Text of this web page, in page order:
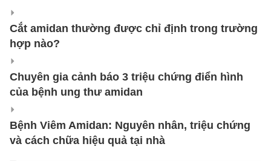
Cắt amidan thường được chỉ định trong trường
hợp nào?
Chuyên gia cảnh báo 3 triệu chứng điển hình
của bệnh ung thư amidan
Bệnh Viêm Amidan: Nguyên nhân, triệu chứng
và cách chữa hiệu quả tại nhà